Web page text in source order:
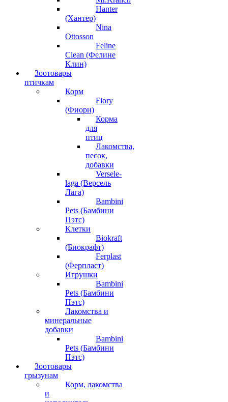
Hanter
(Хантер)
Nina
Ottosson
Feline
Clean (Фелине
Клин)
Зоотовары
птичкам
Корм
Fiory
(Фиори)
Корма
для
птиц
Лакомства,
песок,
добавки
Versele-
laga (Версель
Лага)
Bambini
Pets (Бамбини
Пэтс)
Клетки
Biokraft
(Биокрафт)
Ferplast
(Ферпласт)
Игрушки
Bambini
Pets (Бамбини
Пэтс)
Лакомства и
минеральные
добавки
Bambini
Pets (Бамбини
Пэтс)
Зоотовары
грызунам
Корм, лакомства
и